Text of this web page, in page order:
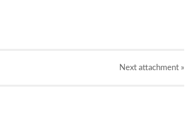
Next attachment »